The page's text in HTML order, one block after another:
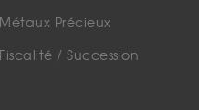
Métaux Précieux
Fiscalité / Succession